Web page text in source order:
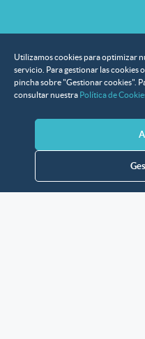
Utilizamos cookies para optimizar
servicio. Para gestionar las cookies
pincha sobre "Gestionar cookies".
consultar nuestra Política de